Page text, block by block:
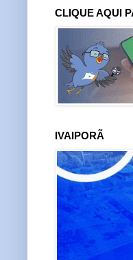
CLIQUE AQUI
IVAIPORÃ